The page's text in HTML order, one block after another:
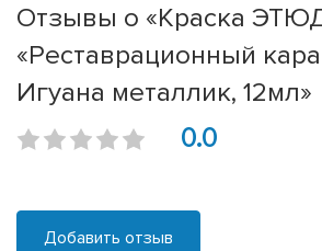
Отзывы о «Краска
«Реставрационный
Игуана металлик, 12мл»
0.0
Добавить отзыв